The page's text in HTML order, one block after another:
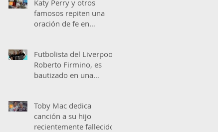
Katy Perry y otros
famosos repiten una
oración de fe en
Futbolista del Liverpool,
Roberto Firmino, es
bautizado en una
Toby Mac dedica
canción a su hijo
recientemente fallecido.